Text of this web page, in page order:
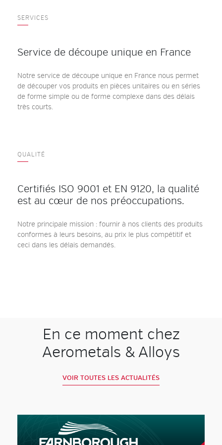
SERVICES
Service de découpe unique en France
Notre service de découpe unique en France nous permet
de découper vos produits en pièces unitaires ou en séries
de forme simple ou de forme complexe dans des délais
très courts.
QUALITÉ
Certifiés ISO 9001 et EN 9120, la qualité
est au cœur de nos préoccupations.
Notre principale mission : fournir à nos clients des produits
conformes à leurs besoins, au prix le plus compétitif et
ceci dans les délais demandés.
En ce moment chez
Aerometals & Alloys
VOIR TOUTES LES ACTUALITÉS